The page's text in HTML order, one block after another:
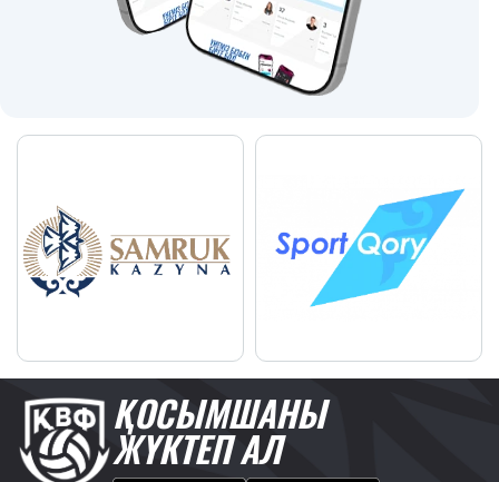
ҚОСЫМШАНЫ
ЖҮКТЕП АЛ